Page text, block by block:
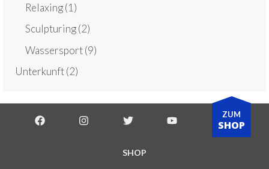
Relaxing(1)
Sculpturing(2)
Wassersport(9)
Unterkunft(2)
SHOP
ZUM
SHOP